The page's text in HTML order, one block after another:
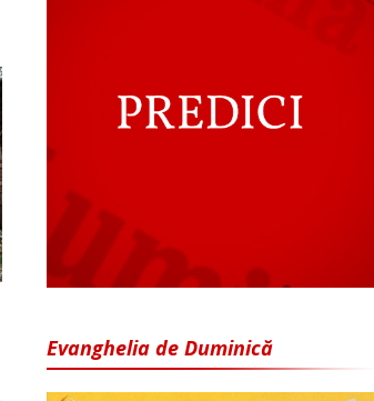
Evanghelia de Duminică